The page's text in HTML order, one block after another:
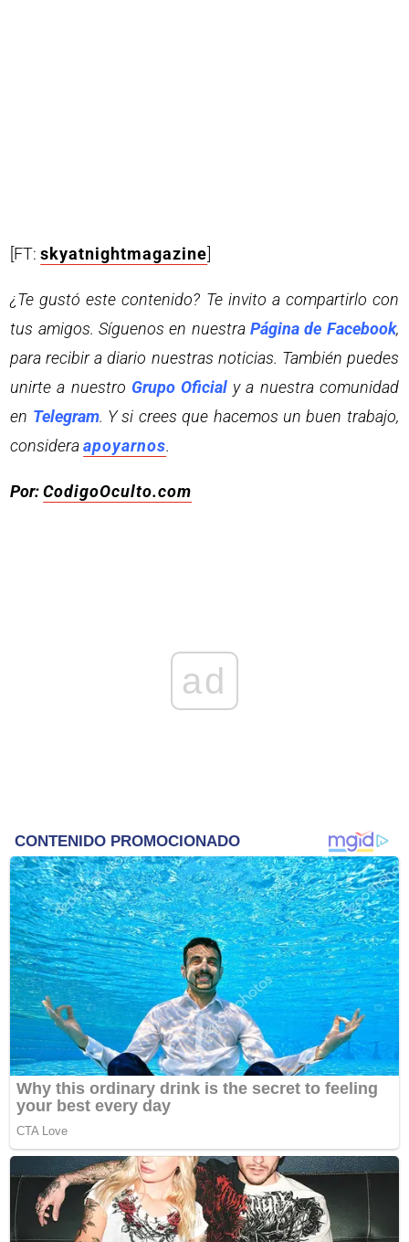
[FT:skyatnightmagazine
¿Te gustó este contenido? Te invito a compartirlo con
tus amigos. Síguenos en nuestraPágina de Facebook,
para recibir a diario nuestras noticias. También puedes
unirte a nuestro Grupo Oficial y a nuestra comunidad
en Telegram. Y si crees que hacemos un buen trabajo,
consideraapoyarnos.
Por:CodigoOculto.com
ad